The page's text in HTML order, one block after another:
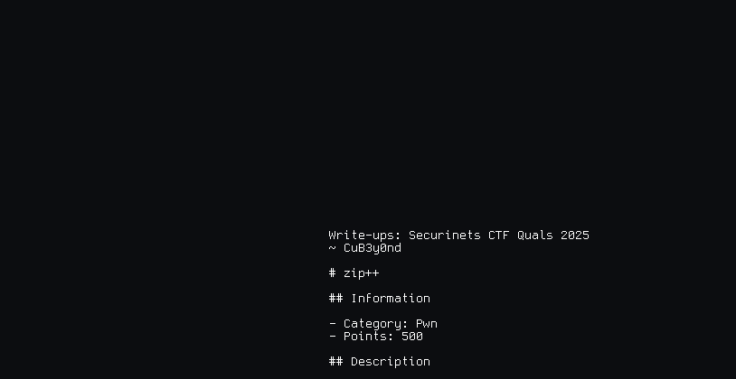
Write-ups: Securinets CTF Quals 2025
~ CuB3y0nd
# zip++
## Information
- Category: Pwn
- Points: 500
## Description